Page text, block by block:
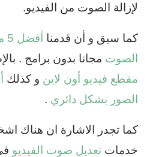
لإزالة الصوت من الفيديو.
كما سبق و أن قدمنا
الصوت مجانا بدون برامج .
مقطع فيديو أون لاين و كذلك
الصور بشكل دائري .
كما تجدر الاشارة ان هناك
خدمات تعديل صوت الفيديو